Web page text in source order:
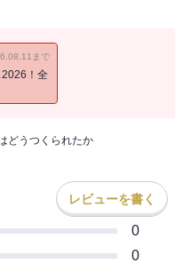
まで
2026！全
うつくられたか
レビューを書く
0
0